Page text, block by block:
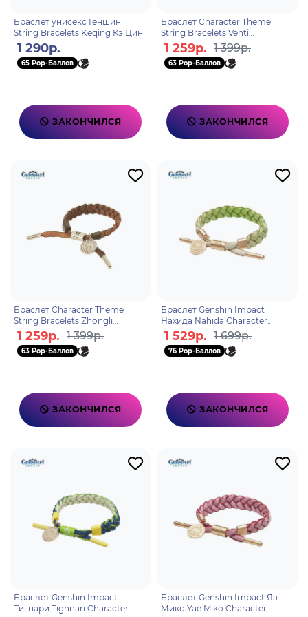
Браслет унисекс Геншин
String Bracelets Keqing Кэ Цин
1 290р.
65 Pop-Баллов
ЗАКОНЧИЛСЯ
Браслет Character Theme
String Bracelets Venti
6974096531127
1 259р. 1 399р.
63 Pop-Баллов
ЗАКОНЧИЛСЯ
Браслет Character Theme
String Bracelets Zhongli
6974096531103
1 259р. 1 399р.
63 Pop-Баллов
ЗАКОНЧИЛСЯ
Браслет Genshin Impact
Нахида Nahida Character
Theme 6942421155072
1 529р. 1 699р.
76 Pop-Баллов
ЗАКОНЧИЛСЯ
Браслет Genshin Impact
Тигнари Tighnari Character
Браслет Genshin Impact Яэ
Мико Yae Miko Character